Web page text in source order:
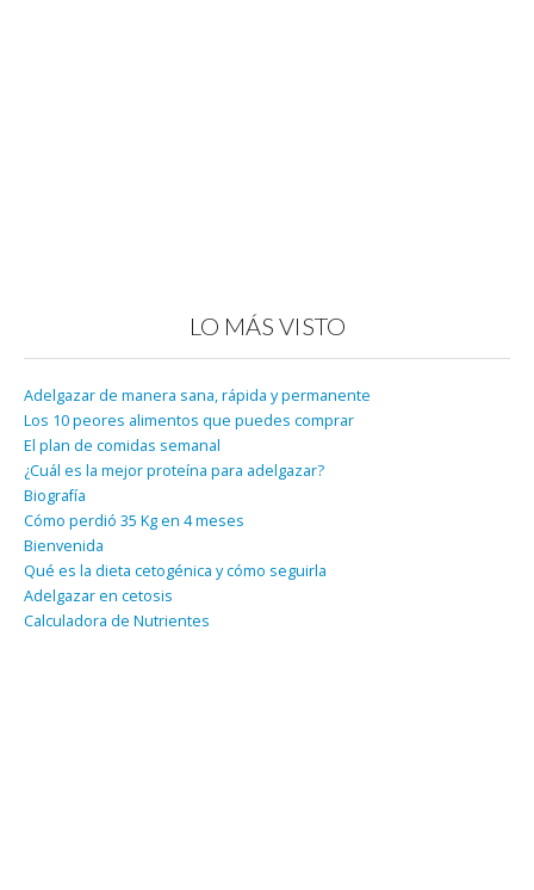
LO MÁS VISTO
Adelgazar de manera sana, rápida y permanente
Los 10 peores alimentos que puedes comprar
El plan de comidas semanal
¿Cuál es la mejor proteína para adelgazar?
Biografía
Cómo perdió 35 Kg en 4 meses
Bienvenida
Qué es la dieta cetogénica y cómo seguirla
Adelgazar en cetosis
Calculadora de Nutrientes